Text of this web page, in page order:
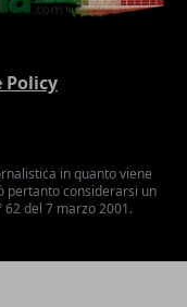
Policy
in quanto viene
pertanto considerarsi un
del 7 marzo 2001.